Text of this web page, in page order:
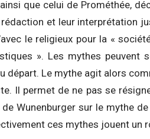
que celui de Prométhée,
et leur interprétation
le religieux pour la «
». Les mythes
départ. Le mythe agit alors
Il permet de ne pas se
Wunenburger sur le mythe de
ces mythes jouent un